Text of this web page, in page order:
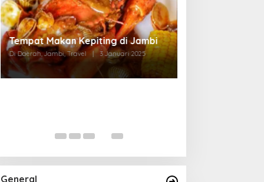
Tempat Makan di Thehok Jambi
Di Daerah, Jambi, Travel | 3 Januari 2025
General